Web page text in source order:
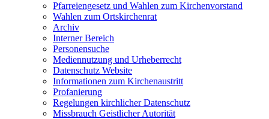
Pfarreiengesetz und Wahlen zum Kirchenvorstand
Wahlen zum Ortskirchenrat
Archiv
Interner Bereich
Personensuche
Mediennutzung und Urheberrecht
Datenschutz Website
Informationen zum Kirchenaustritt
Profanierung
Regelungen kirchlicher Datenschutz
Missbrauch Geistlicher Autorität